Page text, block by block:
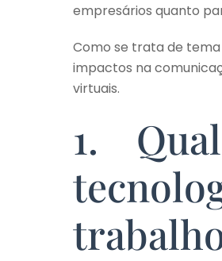
empresários quanto
Como se trata de
impactos na
virtuais.
1. Qual